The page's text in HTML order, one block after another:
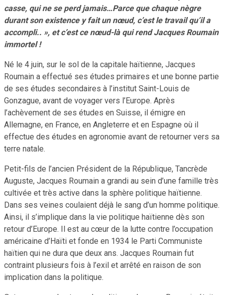
casse, qui ne se perd jamais…Parce que chaque nègre
durant son existence y fait un nœud, c’est le travail qu’il a
accompli.. », et c’est ce nœud-là qui rend Jacques Roumain
immortel !
Né le 4 juin, sur le sol de la capitale haïtienne, Jacques
Roumain a effectué ses études primaires et une bonne partie
de ses études secondaires à l’institut Saint-Louis de
Gonzague, avant de voyager vers l’Europe. Après
l’achèvement de ses études en Suisse, il émigre en
Allemagne, en France, en Angleterre et en Espagne où il
effectue des études en agronomie avant de retourner vers sa
terre natale.
Petit-fils de l’ancien Président de la République, Tancrède
Auguste, Jacques Roumain a grandi au sein d’une famille très
cultivée et très active dans la sphère politique haïtienne.
Dans ses veines coulaient déjà le sang d’un homme politique.
Ainsi, il s’implique dans la vie politique haïtienne dès son
retour d’Europe. Il est au cœur de la lutte contre l’occupation
américaine d’Haïti et fonde en 1934 le Parti Communiste
haïtien qui ne dura que deux ans. Jacques Roumain fut
contraint plusieurs fois à l’exil et arrêté en raison de son
implication dans la politique.